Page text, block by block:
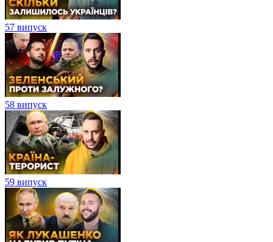
57 випуск
58 випуск
59 випуск